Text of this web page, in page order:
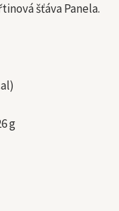
šťáva Panela.
g